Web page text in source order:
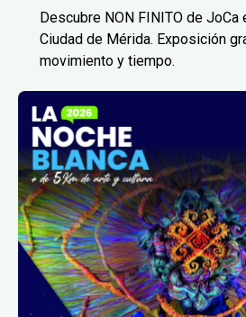
Descubre NON FINITO de
Ciudad de Mérida. Exposición
movimiento y tiempo.